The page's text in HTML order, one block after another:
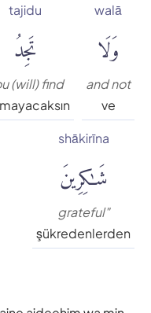
walā
وَلَا
and not
ve
tajidu
تَجِدُ
(will) find
shākirīna
شَٰكِرِينَ
grateful"
şükredenlerden